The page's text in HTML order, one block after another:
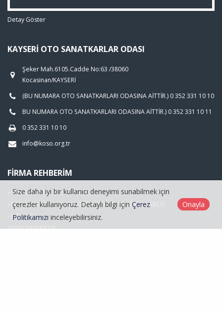
Detay Göster
KAYSERI OTO SANATKARLAR ODASI
Şeker Mah.6105.Cadde No:63 /38060
Kocasinan/KAYSERİ
(BU NUMARA OTO SANATKARLARI ODASINA AİTTİR.) 0 352 331 10 10
BU NUMARA OTO SANATKARLARI ODASINA AİTTİR.) 0 352 331 10 11
0 352 331 10 10
info@koso.org.tr
FIRMA REHBERIM
OTO BAKIM SERVİSCİLİĞİ
FOTOĞRAFÇILIK VE FOTOĞRAF MALZEMELERİ TİCARETİ
OTO LPG
OTO EKSPERTİZ
Size daha iyi bir kullanıcı deneyimi sunabilmek için
çerezler kullanıyoruz. Detaylı bilgi için Çerez
Politikamızı inceleyebilirsiniz.
Onayla